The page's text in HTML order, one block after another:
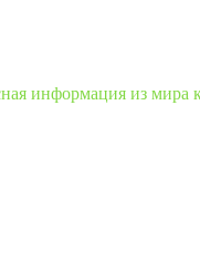
информация из мира